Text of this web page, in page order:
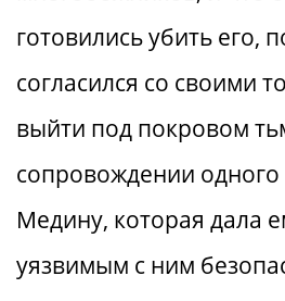
готовились убить его,
согласился со своими
выйти под покровом
сопровождении одного
Медину, которая дала
уязвимым с ним